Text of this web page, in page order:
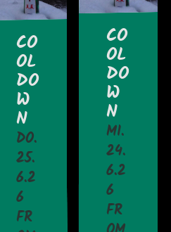
CO
OL
DO
W
N
DO.
25.
6.2
6
FR
CO
OL
DO
W
N
MI.
24.
6.2
6
FR